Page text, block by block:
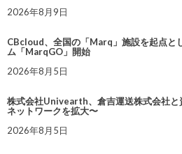
2026年8月9日
CBcloud、全国の「Marq」施設を起点と
ム「MarqGO」開始
2026年8月5日
株式会社Univearth、倉吉運送株式会社と
ネットワークを拡大〜
2026年8月5日